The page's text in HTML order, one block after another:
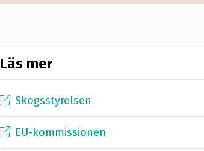
Läs mer
Skogsstyrelsen
EU-kommissionen